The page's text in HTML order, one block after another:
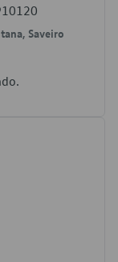
Saveiro